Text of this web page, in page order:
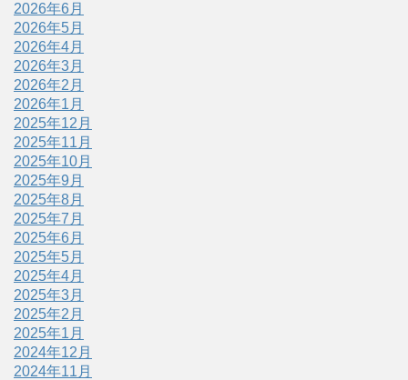
2026年6月
2026年5月
2026年4月
2026年3月
2026年2月
2026年1月
2025年12月
2025年11月
2025年10月
2025年9月
2025年8月
2025年7月
2025年6月
2025年5月
2025年4月
2025年3月
2025年2月
2025年1月
2024年12月
2024年11月